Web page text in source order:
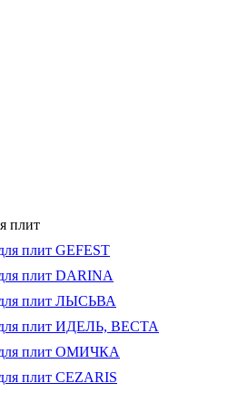
плит
плит GEFEST
плит DARINA
для плит ЛЫСЬВА
для плит ИДЕЛЬ, ВЕСТА
для плит ОМИЧКА
плит CEZARIS